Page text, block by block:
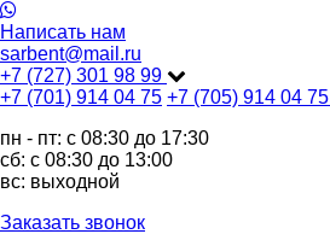
Написать нам
sarbent@mail.ru
+7 (727) 301 98 99
+7 (701) 914 04 75 +7 (705) 914 04 75
пн - пт: c 08:30 до 17:30
сб: c 08:30 до 13:00
вс: выходной
Заказать звонок